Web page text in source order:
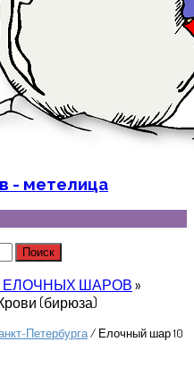
- метелица
ЕЛОЧНЫХ ШАРОВ »
(бирюза)
Петербурга/ Елочный шар 10